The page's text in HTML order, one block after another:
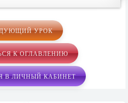
УРОК
К ОГЛАВЛЕНИЮ
В ЛИЧНЫЙ КАБИНЕТ